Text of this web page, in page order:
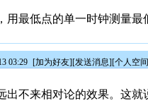
用最低点的单一时钟测量最
03:29 [加为好友][发送消息][个人空
出不来相对论的效果。这